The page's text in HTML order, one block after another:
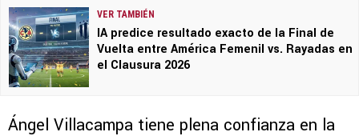
VER TAMBIÉN
IA predice resultado exacto de la Final de
Vuelta entre América Femenil vs. Rayadas en
el Clausura 2026
Ángel Villacampa tiene plena confianza en la